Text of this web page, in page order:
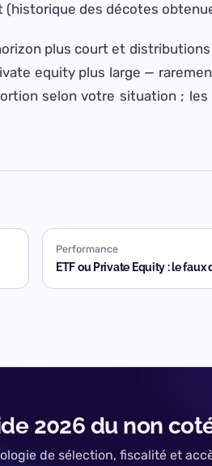
(historique des décotes
plus court et
equity plus large —
selon votre situation ;
Performance
ETF ou Private Equity : le faux
2026 du non
de sélection, fiscalité et